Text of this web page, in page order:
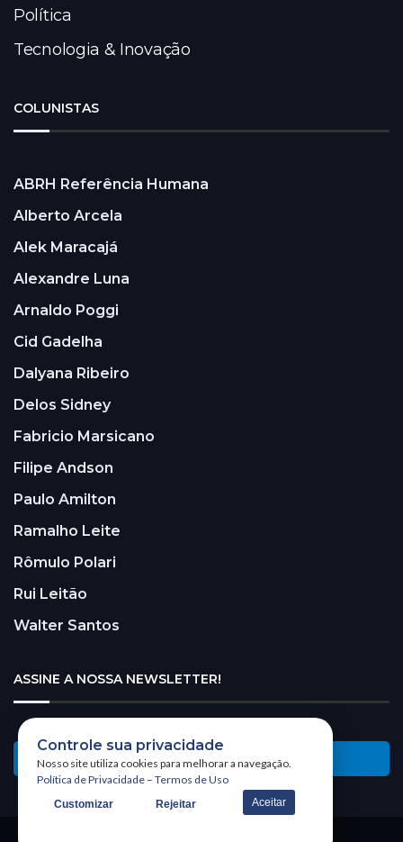
Política
Tecnologia & Inovação
COLUNISTAS
ABRH Referência Humana
Alberto Arcela
Alek Maracajá
Alexandre Luna
Arnaldo Poggi
Cid Gadelha
Dalyana Ribeiro
Delos Sidney
Fabricio Marsicano
Filipe Andson
Paulo Amilton
Ramalho Leite
Rômulo Polari
Rui Leitão
Walter Santos
ASSINE A NOSSA NEWSLETTER!
Receba nossa newsletter
Controle sua privacidade
Nosso site utiliza cookies para melhorar a navegação.
Política de Privacidade – Termos de Uso
Customizar Rejeitar Aceitar